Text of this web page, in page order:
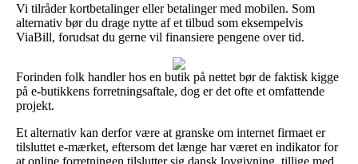
Vi tilråder kortbetalinger eller betalinger med mobilen. Som
alternativ bør du drage nytte af et tilbud som eksempelvis
ViaBill, forudsat du gerne vil finansiere pengene over tid.
Forinden folk handler hos en butik på nettet bør de faktisk kigge
på e-butikkens forretningsaftale, dog er det ofte et omfattende
projekt.
Et alternativ kan derfor være at granske om internet firmaet er
tilsluttet e-mærket, eftersom det længe har været en indikator for
at online forretningen tilslutter sig dansk lovgivning, tillige med